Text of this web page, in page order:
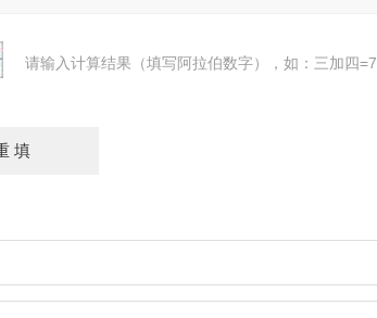
请输入计算结果（填写阿拉伯数字），如：三加四=7